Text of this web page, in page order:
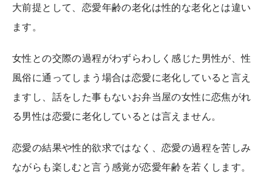
大前提として、恋愛年齢の老化は性的な老化とは違い
ます。
女性との交際の過程がわずらわしく感じた男性が、性
風俗に通ってしまう場合は恋愛に老化していると言え
ますし、話をした事もないお弁当屋の女性に恋焦がれ
る男性は恋愛に老化しているとは言えません。
恋愛の結果や性的欲求ではなく、恋愛の過程を苦しみ
ながらも楽しむと言う感覚が恋愛年齢を若くします。